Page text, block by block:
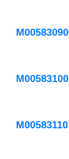
M00583090
M00583100
M00583110